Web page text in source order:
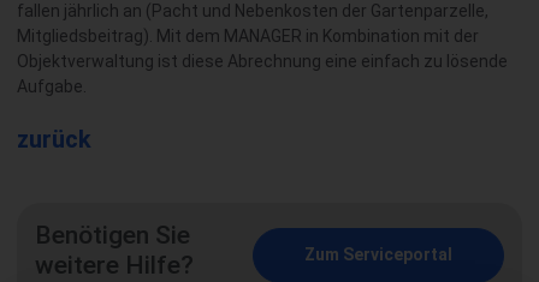
fallen jährlich an (Pacht und Nebenkosten der Gartenparzelle,
Mitgliedsbeitrag). Mit dem MANAGER in Kombination mit der
Objektverwaltung ist diese Abrechnung eine einfach zu lösende
Aufgabe.
zurück
Benötigen Sie
weitere Hilfe?
Zum Serviceportal